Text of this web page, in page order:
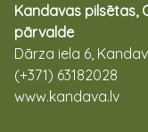
Kandavas pilsētas,
pārvalde
Dārza iela 6,
(+371) 63182028
www.kandava.lv